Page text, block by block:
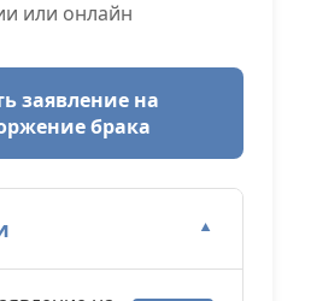
или онлайн
заявление на
брака
▼